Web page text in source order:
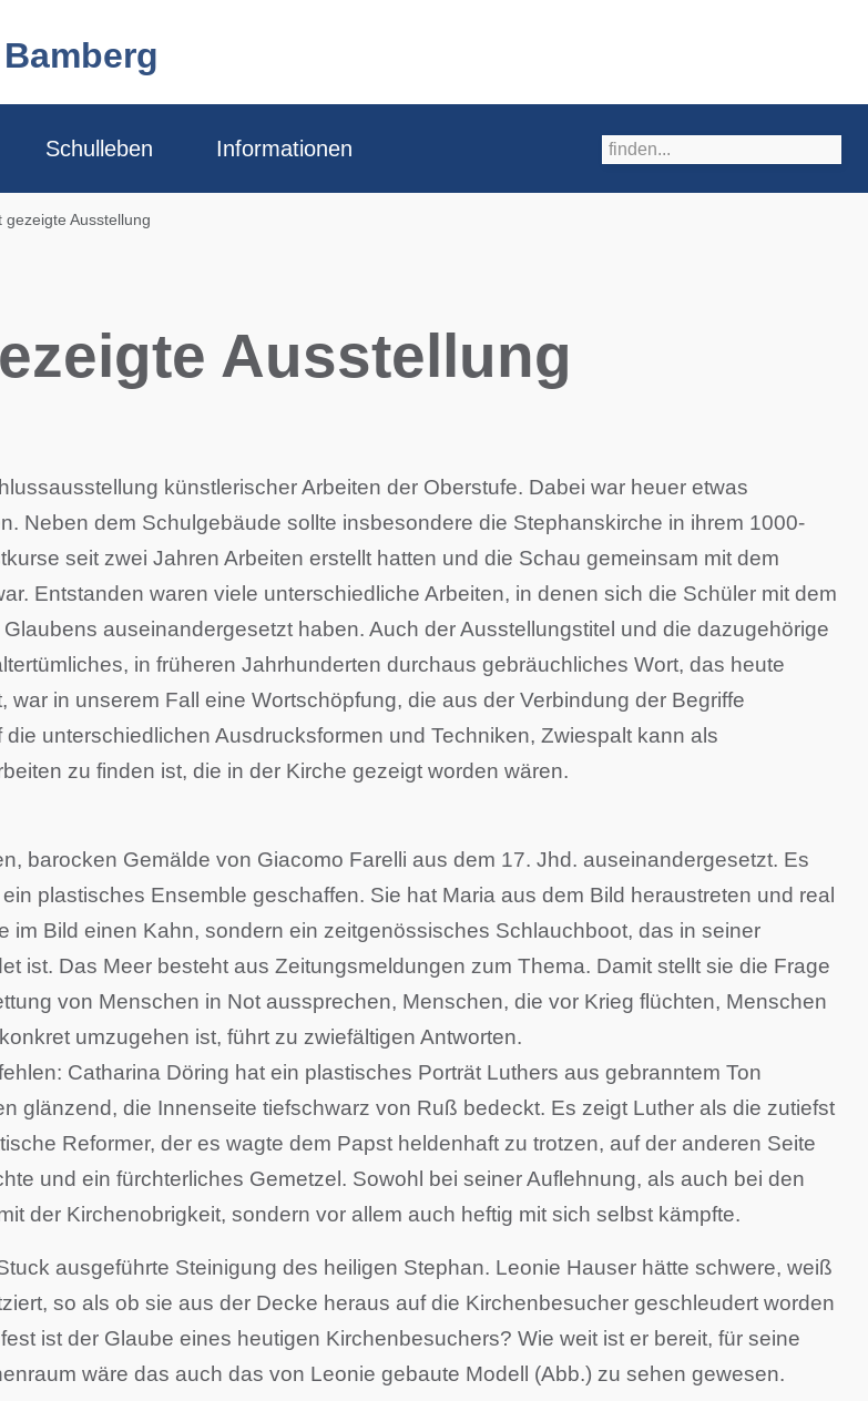
Schulleben Informationen
Ausstellung
Ausstellung
künstlerischer Arbeiten der Oberstufe. Dabei war heuer etwas
Neben dem Schulgebäude sollte insbesondere die Stephanskirche in ihrem 1000-
seit zwei Jahren Arbeiten erstellt hatten und die Schau gemeinsam mit dem
Entstanden waren viele unterschiedliche Arbeiten, in denen sich die Schüler mit dem
auseinandergesetzt haben. Auch der Ausstellungstitel und die dazugehörige
in früheren Jahrhunderten durchaus gebräuchliches Wort, das heute
in unserem Fall eine Wortschöpfung, die aus der Verbindung der Begriffe
die unterschiedlichen Ausdrucksformen und Techniken, Zwiespalt kann als
zu finden ist, die in der Kirche gezeigt worden wären.
barocken Gemälde von Giacomo Farelli aus dem 17. Jhd. auseinandergesetzt. Es
plastisches Ensemble geschaffen. Sie hat Maria aus dem Bild heraustreten und real
Bild einen Kahn, sondern ein zeitgenössisches Schlauchboot, das in seiner
ist. Das Meer besteht aus Zeitungsmeldungen zum Thema. Damit stellt sie die Frage
von Menschen in Not aussprechen, Menschen, die vor Krieg flüchten, Menschen
umzugehen ist, führt zu zwiefältigen Antworten.
Catharina Döring hat ein plastisches Porträt Luthers aus gebranntem Ton
glänzend, die Innenseite tiefschwarz von Ruß bedeckt. Es zeigt Luther als die zutiefst
Reformer, der es wagte dem Papst heldenhaft zu trotzen, auf der anderen Seite
und ein fürchterliches Gemetzel. Sowohl bei seiner Auflehnung, als auch bei den
der Kirchenobrigkeit, sondern vor allem auch heftig mit sich selbst kämpfte.
ausgeführte Steinigung des heiligen Stephan. Leonie Hauser hätte schwere, weiß
so als ob sie aus der Decke heraus auf die Kirchenbesucher geschleudert worden
ist der Glaube eines heutigen Kirchenbesuchers? Wie weit ist er bereit, für seine
wäre das auch das von Leonie gebaute Modell (Abb.) zu sehen gewesen.